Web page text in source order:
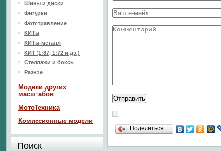
Поделиться…
Шины и диски
Фигурки
Фототравление
КИТы
КИТы-металл
КИТ (1:87, 1:72 и др.)
Стеллажи и боксы
Разное
Модели других
масштабов
МотоТехника
Комиссионные модели
Поиск